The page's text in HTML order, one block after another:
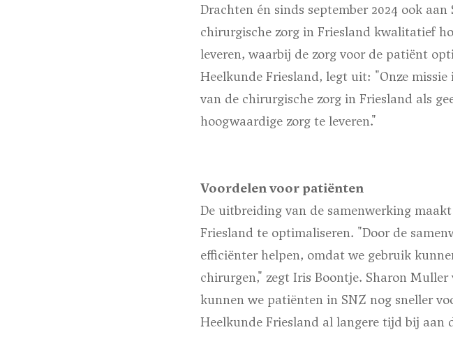
Drachten én sinds september 2024 ook
chirurgische zorg in Friesland kwalitatief
leveren, waarbij de zorg voor de patiënt
Heelkunde Friesland, legt uit: "Onze
van de chirurgische zorg in Friesland als
hoogwaardige zorg te leveren."
Voordelen voor patiënten
De uitbreiding van de samenwerking
Friesland te optimaliseren. "Door de
efficiënter helpen, omdat we gebruik
chirurgen," zegt Iris Boontje. Sharon
kunnen we patiënten in SNZ nog sneller
Heelkunde Friesland al langere tijd bij aan